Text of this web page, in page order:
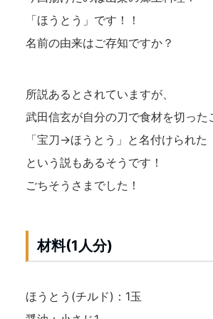
「ほうとう」です！！
名前の由来はご存知ですか？
所説あるとされていますが、
武田信玄が自分の刀で食材を切った
「宝刀→ほうとう」と名付けられた
という説もあるそうです！
ごちそうさまでした！
材料(1人分)
ほうとう(チルド)：1玉